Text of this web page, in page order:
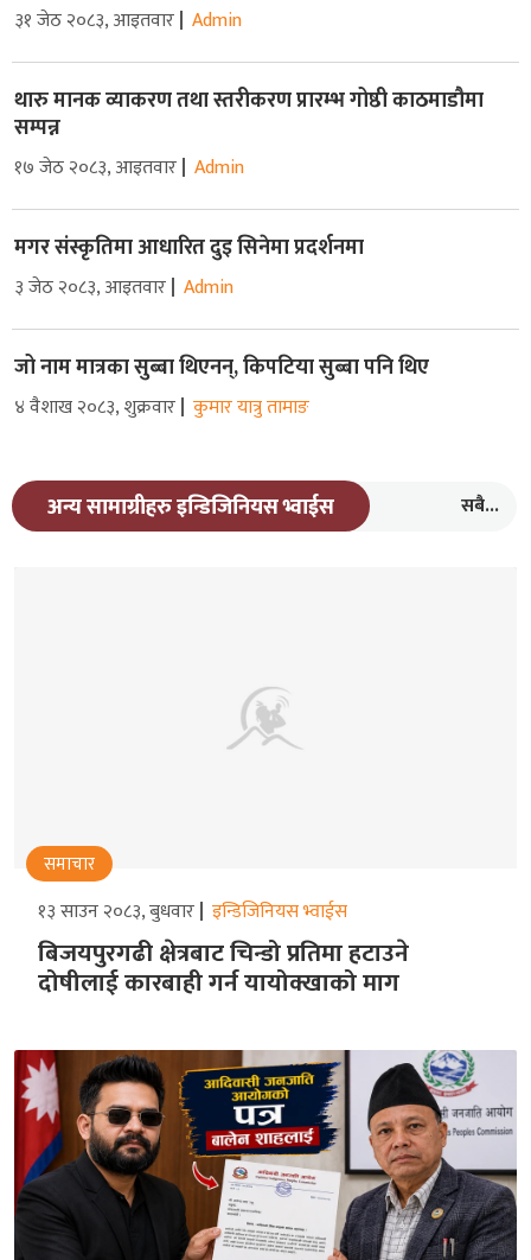
३१ जेठ २०८३, आइतवार Admin
थारु मानक व्याकरण तथा स्तरीकरण प्रारम्भ गोष्ठी काठमाडौमा
सम्पन्न
१७ जेठ २०८३, आइतवार Admin
मगर संस्कृतिमा आधारित दुइ सिनेमा प्रदर्शनमा
३ जेठ २०८३, आइतवार Admin
जो नाम मात्रका सुब्बा थिएनन्, किपटिया सुब्बा पनि थिए
४ वैशाख २०८३, शुक्रवार कुमार यात्रु तामाङ
अन्य सामाग्रीहरु इन्डिजिनियस भ्वाईस सबै...
समाचार
१३ साउन २०८३, बुधवार इन्डिजिनियस भ्वाईस
बिजयपुरगढी क्षेत्रबाट चिन्डो प्रतिमा हटाउने
दोषीलाई कारबाही गर्न यायोक्खाको माग